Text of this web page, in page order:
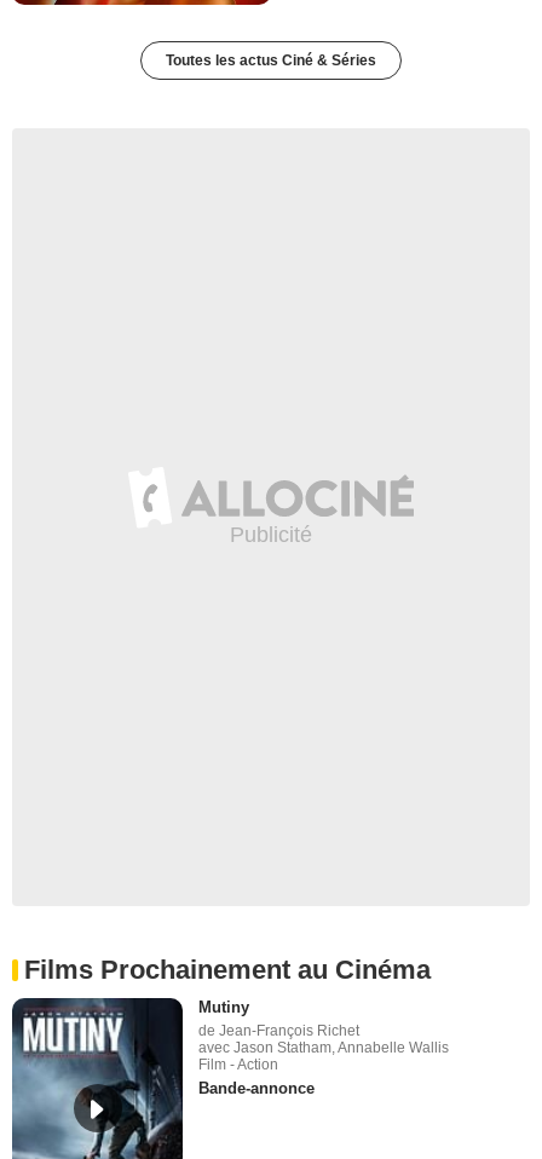
Toutes les actus Ciné & Séries
Films Prochainement au Cinéma
Mutiny
de Jean-François Richet
avec Jason Statham, Annabelle Wallis
Film - Action
Bande-annonce